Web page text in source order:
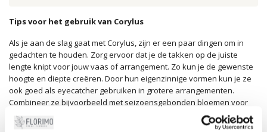
Tips voor het gebruik van Corylus
Als je aan de slag gaat met Corylus, zijn er een paar dingen om in
gedachten te houden. Zorg ervoor dat je de takken op de juiste
lengte knipt voor jouw vaas of arrangement. Zo kun je de gewenste
hoogte en diepte creëren. Door hun eigenzinnige vormen kun je ze
ook goed als eyecatcher gebruiken in grotere arrangementen.
Combineer ze bijvoorbeeld met seizoensgebonden bloemen voor
een frisse, eigentijdse look. En vergeet niet: Corylus doet het ook
fantastisch als onderdeel van droogboeketten!